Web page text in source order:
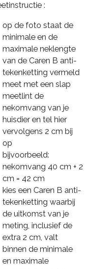
:
op de foto staat de
minimale en de
maximale neklengte
van de Caren B anti-
tekenketting vermeld
meet met een slap
meetlint de
nekomvang van je
huisdier en tel hier
vervolgens 2 cm bij
op
bijvoorbeeld:
nekomvang 40 cm + 2
cm = 42 cm
kies een Caren B anti-
tekenketting waarbij
de uitkomst van je
meting, inclusief de
extra 2 cm, valt
binnen de minimale
en maximale